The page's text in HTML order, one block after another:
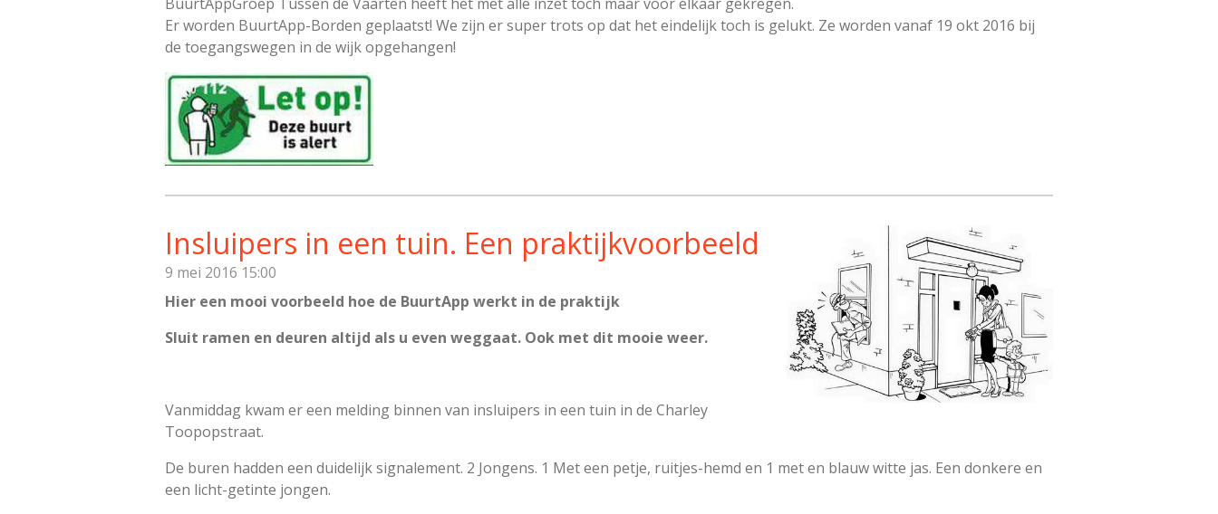
Er worden BuurtApp-Borden geplaatst! We zijn er super trots op dat het eindelijk toch is gelukt. Ze worden vanaf 19 okt 2016 bij
de toegangswegen in de wijk opgehangen!
Insluipers in een tuin. Een praktijkvoorbeeld
9 mei 2016 15:00
Hier een mooi voorbeeld hoe de BuurtApp werkt in de praktijk
Sluit ramen en deuren altijd als u even weggaat. Ook met dit mooie weer.
Vanmiddag kwam er een melding binnen van insluipers in een tuin in de Charley
Toopopstraat.
De buren hadden een duidelijk signalement. 2 Jongens. 1 Met een petje, ruitjes-hemd en 1 met en blauw witte jas. Een donkere en
een licht-getinte jongen.